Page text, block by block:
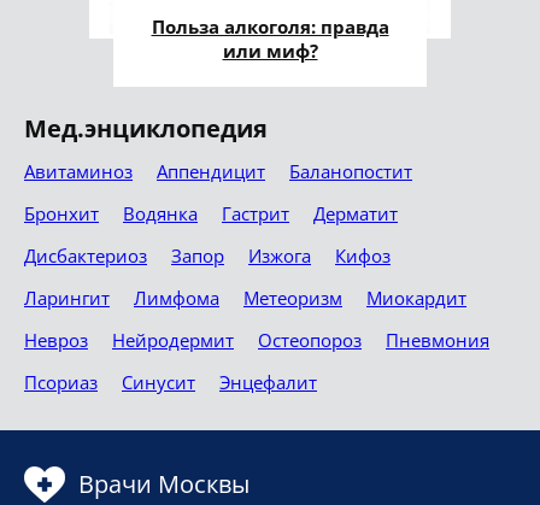
Польза алкоголя: правда
или миф?
Мед.энциклопедия
Авитаминоз Аппендицит
Баланопостит
Бронхит
Водянка Гастрит
Дерматит
Дисбактериоз
Запор Изжога
Кифоз
Ларингит
Лимфома Метеоризм
Миокардит
Невроз
Нейродермит Остеопороз
Пневмония
Псориаз
Синусит Энцефалит
Врачи Москвы